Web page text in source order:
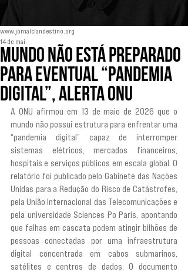
Mundo não está preparado
para eventual “Pandemia
Digital”, alerta ONU
www.jornalclandestino.org
14 de mai.
A ONU afirmou em 13 de maio de 2026 que o
mundo não possui estrutura para enfrentar uma
“pandemia digital” capaz de interromper
sistemas elétricos, mercados financeiros,
hospitais e serviços públicos em escala global. O
relatório foi publicado pelo Gabinete das Nações
Unidas para a Redução do Risco de Catástrofes,
pela União Internacional das Telecomunicações e
pela universidade Sciences Po Paris, apontando
que falhas em cascata podem atingir bilhões de
pessoas conectadas por uma infraestrutura
digital concentrada em cabos submarinos,
satélites e centros de dados. O documento